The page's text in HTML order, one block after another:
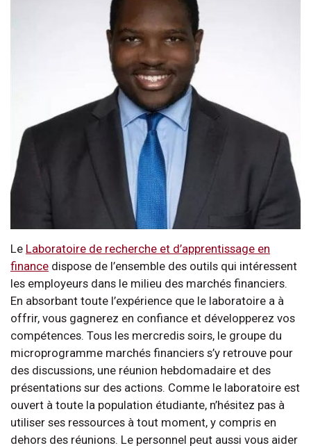
Le Laboratoire de recherche et d’apprentissage en
finance dispose de l’ensemble des outils qui intéressent
les employeurs dans le milieu des marchés financiers.
En absorbant toute l’expérience que le laboratoire a à
offrir, vous gagnerez en confiance et développerez vos
compétences. Tous les mercredis soirs, le groupe du
microprogramme marchés financiers s’y retrouve pour
des discussions, une réunion hebdomadaire et des
présentations sur des actions. Comme le laboratoire est
ouvert à toute la population étudiante, n’hésitez pas à
utiliser ses ressources à tout moment, y compris en
dehors des réunions. Le personnel peut aussi vous aider